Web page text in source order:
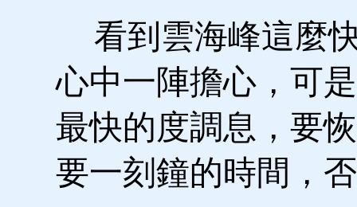
看到雲海峰這麼
心中一陣擔心，可
最快的度調息，要
要一刻鐘的時間，